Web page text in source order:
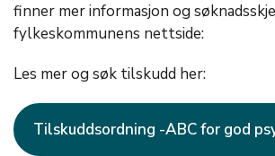
finner mer informasjon og
fylkeskommunens nettside:
Les mer og søk tilskudd her:
Tilskuddsordning -ABC for god